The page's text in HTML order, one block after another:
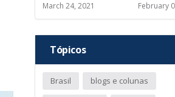
March 24, 2021 February
Tópicos
Brasil blogs e colunas